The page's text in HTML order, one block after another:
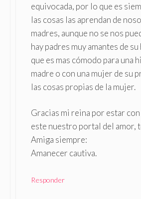
equivocada, por lo que es
las cosas las aprendan de
madres, aunque no se nos
hay padres muy amantes de
que es mas cómodo para una
madre o con una mujer de su
las cosas propias de la mujer.
Gracias mi reina por estar
este nuestro portal del amor,
Amiga siempre:
Amanecer cautiva.
Responder